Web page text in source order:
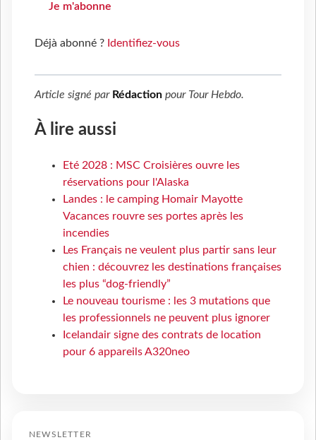
Je m'abonne
Déjà abonné ? Identifiez-vous
Article signé par Rédaction pour Tour Hebdo.
À lire aussi
Eté 2028 : MSC Croisières ouvre les
réservations pour l'Alaska
Landes : le camping Homair Mayotte
Vacances rouvre ses portes après les
incendies
Les Français ne veulent plus partir sans leur
chien : découvrez les destinations françaises
les plus “dog-friendly”
Le nouveau tourisme : les 3 mutations que
les professionnels ne peuvent plus ignorer
Icelandair signe des contrats de location
pour 6 appareils A320neo
NEWSLETTER